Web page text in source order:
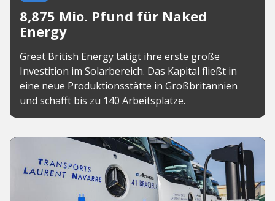
8,875 Mio. Pfund für Naked
Energy
Great British Energy tätigt ihre erste große
Investition im Solarbereich. Das Kapital fließt in
eine neue Produktionsstätte in Großbritannien
und schafft bis zu 140 Arbeitsplätze.